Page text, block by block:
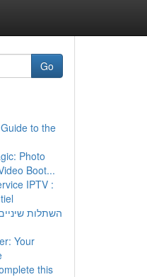
Go
to the
Photo
Boot...
IPTV :
השתלות
Your
this